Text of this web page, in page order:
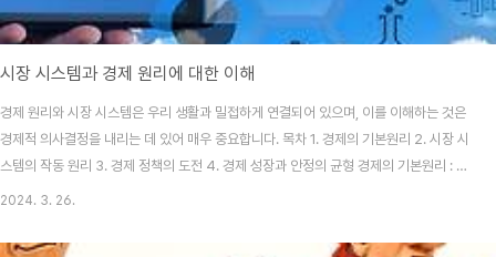
시장 시스템과 경제 원리에 대한 이해
경제 원리와 시장 시스템은 우리 생활과 밀접하게 연결되어 있으며, 이를 이해하는 것은
경제적 의사결정을 내리는 데 있어 매우 중요합니다. 목차 1. 경제의 기본원리 2. 시장 시
스템의 작동 원리 3. 경제 정책의 도전 4. 경제 성장과 안정의 균형 경제의 기본원리 : 생
산성과 생활 수준, 통화량과 인플레이션 경제의 기본 원리는 국가의 생활 수준과 인플레
적인 요소로, 높은 생산성은 더 많은 재화와 서비스를 생성하여 국민의 생활 수준을 향상
2024. 3. 26.